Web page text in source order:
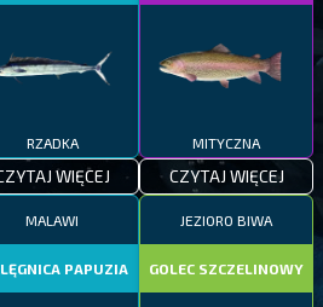
RZADKA
WIĘCEJ
MITYCZNA
CZYTAJ WIĘCEJ
MALAWI
PAPUZIA
JEZIORO BIWA
GOLEC SZCZELINOWY